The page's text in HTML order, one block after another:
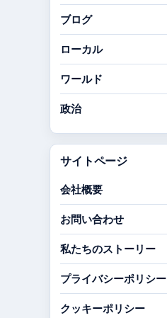
ブログ
ローカル
ワールド
政治
サイトページ
会社概要
お問い合わせ
私たちのストーリー
プライバシーポリシー
クッキーポリシー